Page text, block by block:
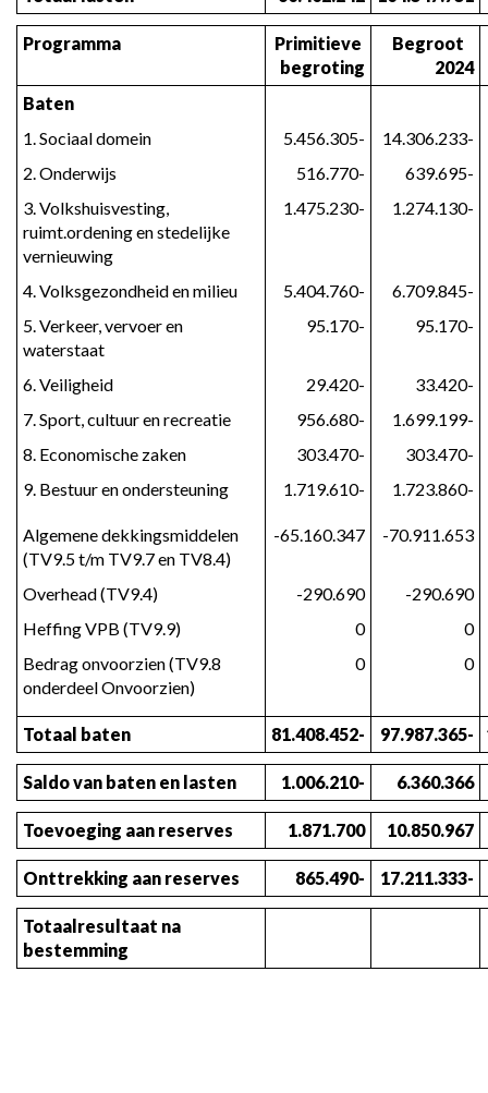
Programma
Primitieve
begroting
Begroot
2024
Baten
1. Sociaal domein
5.456.305-
14.306.233-
2. Onderwijs
516.770-
639.695-
3. Volkshuisvesting,
ruimt.ordening en stedelijke
vernieuwing
1.475.230- 1.274.130-
4. Volksgezondheid en milieu 5.404.760-
6.709.845-
5. Verkeer, vervoer en
waterstaat
95.170- 95.170-
6. Veiligheid 29.420-
33.420-
7. Sport, cultuur en recreatie
956.680-
1.699.199-
8. Economische zaken
303.470-
303.470-
9. Bestuur en ondersteuning
1.719.610- 1.723.860-
Algemene dekkingsmiddelen
(TV9.5 t/m TV9.7 en TV8.4)
-65.160.347 -70.911.653
Overhead (TV9.4) -290.690
-290.690
Heffing VPB (TV9.9)
0
0
Bedrag onvoorzien (TV9.8
onderdeel Onvoorzien)
0 0
Totaal baten 81.408.452- 97.987.365-
Saldo van baten en lasten 1.006.210- 6.360.366
Toevoeging aan reserves 1.871.700 10.850.967
Onttrekking aan reserves 865.490- 17.211.333-
Totaalresultaat na
bestemming